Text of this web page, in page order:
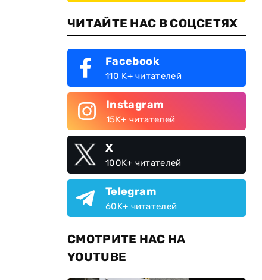
ЧИТАЙТЕ НАС В СОЦСЕТЯХ
Facebook
110 K+ читателей
Instagram
15K+ читателей
X
100K+ читателей
Telegram
60K+ читателей
СМОТРИТЕ НАС НА
YOUTUBE